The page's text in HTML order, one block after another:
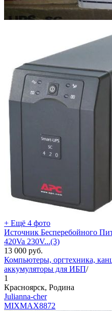
+ Ещё 4 фото
Источник Бесперебойного
420Va 230V...(3)
13 000 руб.
Компьютеры, оргтехника,
аккумуляторы для ИБП/
1
Красноярск, Родина
Julianna-cher
MIXMAX8872